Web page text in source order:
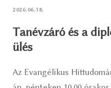
2026.06.18.
Tanévzáró és a
ülés
Az Evangélikus